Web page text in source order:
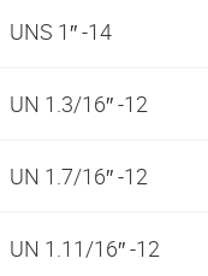
UNS 1″ -14
UN 1.3/16″ -12
UN 1.7/16″ -12
UN 1.11/16″ -12